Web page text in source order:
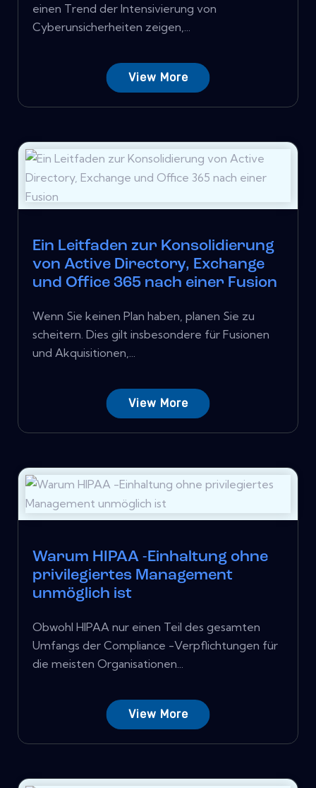
einen Trend der Intensivierung von
Cyberunsicherheiten zeigen,...
View More
Ein Leitfaden zur Konsolidierung
von Active Directory, Exchange
und Office 365 nach einer Fusion
Wenn Sie keinen Plan haben, planen Sie zu
scheitern. Dies gilt insbesondere für Fusionen
und Akquisitionen,...
View More
Warum HIPAA -Einhaltung ohne
privilegiertes Management
unmöglich ist
Obwohl HIPAA nur einen Teil des gesamten
Umfangs der Compliance -Verpflichtungen für
die meisten Organisationen...
View More